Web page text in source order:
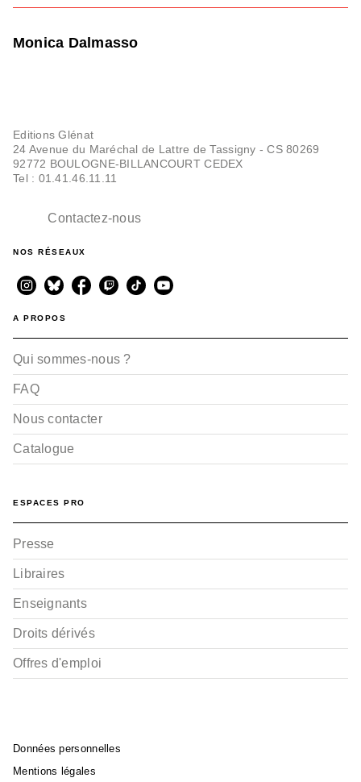
Monica Dalmasso
Editions Glénat
24 Avenue du Maréchal de Lattre de Tassigny - CS 80269
92772 BOULOGNE-BILLANCOURT CEDEX
Tel : 01.41.46.11.11
Contactez-nous
NOS RÉSEAUX
A PROPOS
Qui sommes-nous ?
FAQ
Nous contacter
Catalogue
ESPACES PRO
Presse
Libraires
Enseignants
Droits dérivés
Offres d'emploi
Données personnelles
Mentions légales